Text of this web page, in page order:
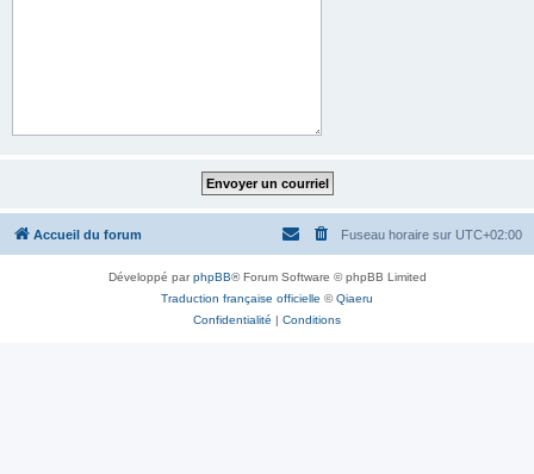
Accueil du forum Fuseau horaire sur UTC+02:00
Développé parphpBB® Forum Software © phpBB Limited
Traduction française officielle ©Qiaeru
Confidentialité | Conditions